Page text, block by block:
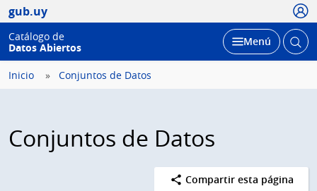
gub.uy
Catálogo de
Datos Abiertos
Desplegar
Menú Abrir
Inicio Conjuntos de Datos
Conjuntos de Datos
Compartir esta página